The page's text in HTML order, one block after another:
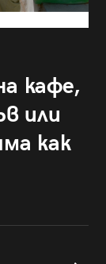
кафе,
или
как